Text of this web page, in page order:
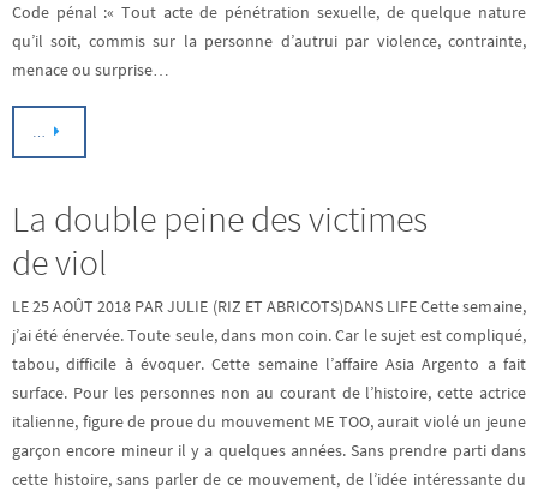
Code pénal :« Tout acte de pénétration sexuelle, de quelque nature
qu’il soit, commis sur la personne d’autrui par violence, contrainte,
menace ou surprise…
…
La double peine des victimes
de viol
LE 25 AOÛT 2018 PAR JULIE (RIZ ET ABRICOTS)DANS LIFE Cette semaine,
j’ai été énervée. Toute seule, dans mon coin. Car le sujet est compliqué,
tabou, difficile à évoquer. Cette semaine l’affaire Asia Argento a fait
surface. Pour les personnes non au courant de l’histoire, cette actrice
italienne, figure de proue du mouvement ME TOO, aurait violé un jeune
garçon encore mineur il y a quelques années. Sans prendre parti dans
cette histoire, sans parler de ce mouvement, de l’idée intéressante du